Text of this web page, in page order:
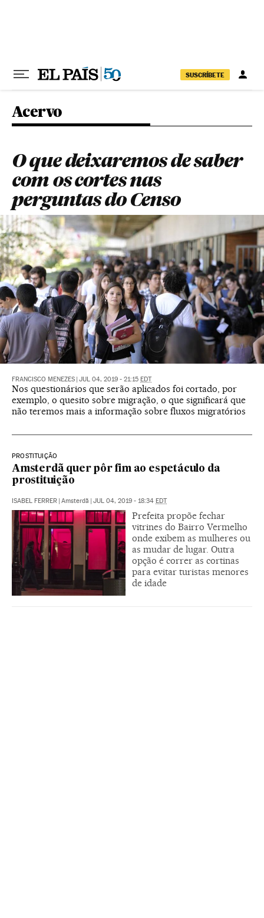
SUSCRÍBETE
Acervo
O que deixaremos de saber
com os cortes nas
perguntas do Censo
FRANCISCO MENEZES JUL 04, 2019 - 21:15 EDT
Nos questionários que serão aplicados foi cortado, por
exemplo, o quesito sobre migração, o que significará que
não teremos mais a informação sobre fluxos migratórios
PROSTITUIÇÃO
Amsterdã quer pôr fim ao espetáculo da
prostituição
ISABEL FERRER Amsterdã JUL 04, 2019 - 18:34 EDT
Prefeita propõe fechar
vitrines do Bairro Vermelho
onde exibem as mulheres ou
as mudar de lugar. Outra
opção é correr as cortinas
para evitar turistas menores
de idade